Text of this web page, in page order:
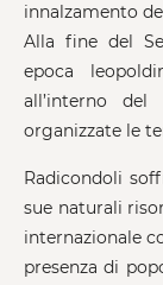
innalzamento
Alla fine del
epoca
all’interno
organizzate le
Radicondoli
sue naturali
internazionale
presenza di